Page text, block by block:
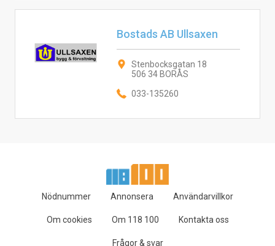
Bostads AB Ullsaxen
Stenbocksgatan 18
506 34 BORÅS
033-135260
Nödnummer Annonsera Användarvillkor
Om cookies Om 118 100 Kontakta oss
Frågor & svar